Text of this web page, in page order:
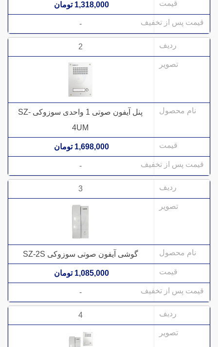
1,318,000 تومان
-
2
پنل آیفون صوتی 1 واحدی سوزوکی SZ-
4UM
1,698,000 تومان
-
3
گوشی آیفون صوتی سوزوکی SZ-2S
1,085,000 تومان
-
4